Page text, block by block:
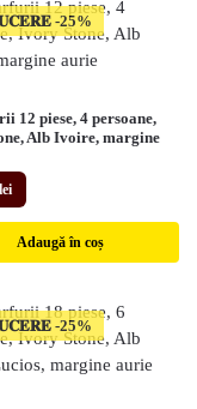
12 piese, 4 persoane,
Alb Ivoire, margine
lei
Adaugă în coș